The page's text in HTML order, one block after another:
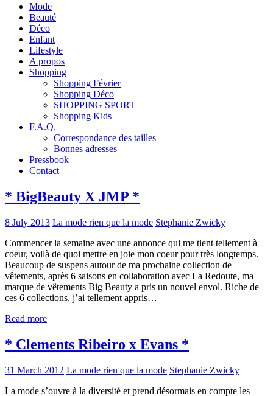
Mode
Beauté
Déco
Enfant
Lifestyle
A propos
Shopping
Shopping Février
Shopping Déco
SHOPPING SPORT
Shopping Kids
F.A.Q.
Correspondance des tailles
Bonnes adresses
Pressbook
Contact
* BigBeauty X JMP *
8 July 2013 La mode rien que la mode Stephanie Zwicky
Commencer la semaine avec une annonce qui me tient tellement à
coeur, voilà de quoi mettre en joie mon coeur pour très longtemps.
Beaucoup de suspens autour de ma prochaine collection de
vêtements, après 6 saisons en collaboration avec La Redoute, ma
marque de vêtements Big Beauty a pris un nouvel envol. Riche de
ces 6 collections, j’ai tellement appris…
Read more
* Clements Ribeiro x Evans *
31 March 2012 La mode rien que la mode Stephanie Zwicky
La mode s’ouvre à la diversité et prend désormais en compte les